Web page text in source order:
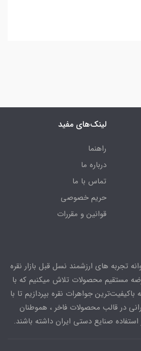
لینک‌های مفید
راهنما
درباره ما
تماس با ما
حریم خصوصی
قوانین و مقررات
تجربه های ارزشمند نسل قبل بازار نقره
مستقیم محصولات تلاش میکنیم که با
جواهرات نقره بپردازیم تا با
در قالب محصولات فاخر ، هموطنان
صنایع دستی ایران داشته باشند.